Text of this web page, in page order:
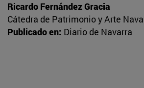
Ricardo Fernández Gracia
Cátedra de Patrimonio y Arte
Publicado en: Diario de Navarra